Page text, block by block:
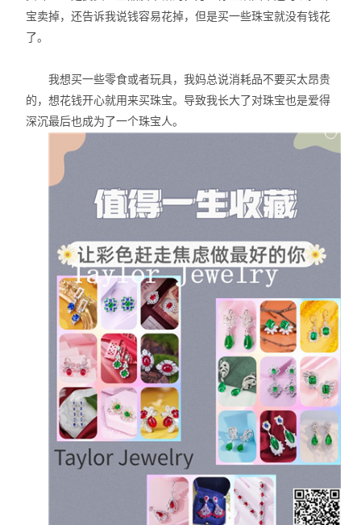
宝卖掉，还告诉我说钱容易花掉，但是买一些珠宝就没有钱花
了。
我想买一些零食或者玩具，我妈总说消耗品不要买太昂贵
的，想花钱开心就用来买珠宝。导致我长大了对珠宝也是爱得
深沉最后也成为了一个珠宝人。